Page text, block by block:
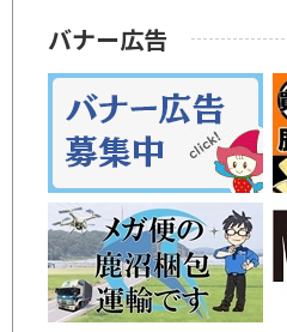
バナー広告